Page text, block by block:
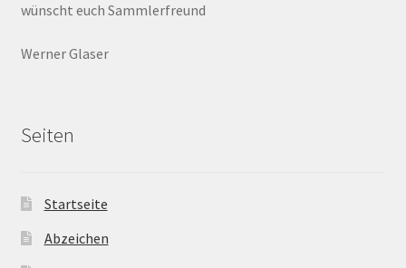
wünscht euch Sammlerfreund
Werner Glaser
Seiten
Startseite
Abzeichen